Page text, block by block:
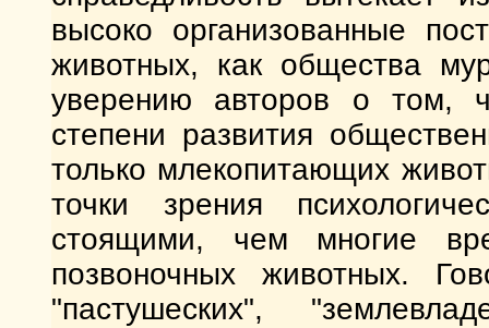
высоко организованные
животных, как общества
уверению авторов о том,
степени развития
только млекопитающих
точки зрения
стоящими, чем многие
позвоночных животных.
"пастушеских",